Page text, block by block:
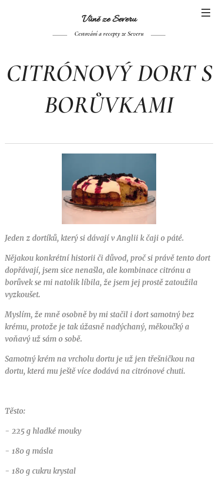
Vůně ze Severu
Cestování a recepty ze Severu
CITRÓNOVÝ DORT S
BORŮVKAMI
Jeden z dortíků, který si dávají v Anglii k čaji o páté.
Nějakou konkrétní historii či důvod, proč si právě tento dort
dopřávají, jsem sice nenašla, ale kombinace citrónu a
borůvek se mi natolik líbila, že jsem jej prostě zatoužila
vyzkoušet.
Myslím, že mně osobně by mi stačil i dort samotný bez
krému, protože je tak úžasně nadýchaný, měkoučký a
voňavý už sám o sobě.
Samotný krém na vrcholu dortu je už jen třešničkou na
dortu, která mu ještě více dodává na citrónové chuti.
Těsto:
- 225 g hladké mouky
- 180 g másla
- 180 g cukru krystal